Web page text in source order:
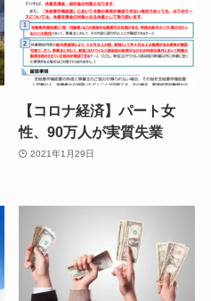
【コロナ経済】パート女
性、90万人が実質失業
2021年1月29日